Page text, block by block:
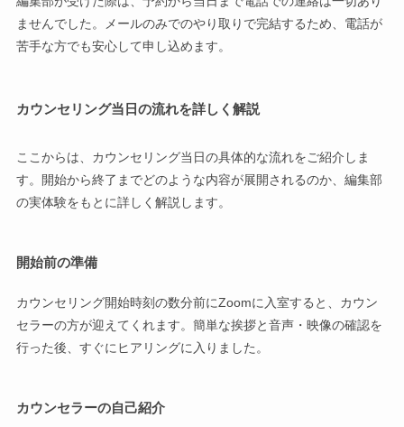
ませんでした。メールのみでのやり取りで完結するため、電話が
苦手な方でも安心して申し込めます。
カウンセリング当日の流れを詳しく解説
ここからは、カウンセリング当日の具体的な流れをご紹介しま
す。開始から終了までどのような内容が展開されるのか、編集部
の実体験をもとに詳しく解説します。
開始前の準備
カウンセリング開始時刻の数分前にZoomに入室すると、カウン
セラーの方が迎えてくれます。簡単な挨拶と音声・映像の確認を
行った後、すぐにヒアリングに入りました。
カウンセラーの自己紹介